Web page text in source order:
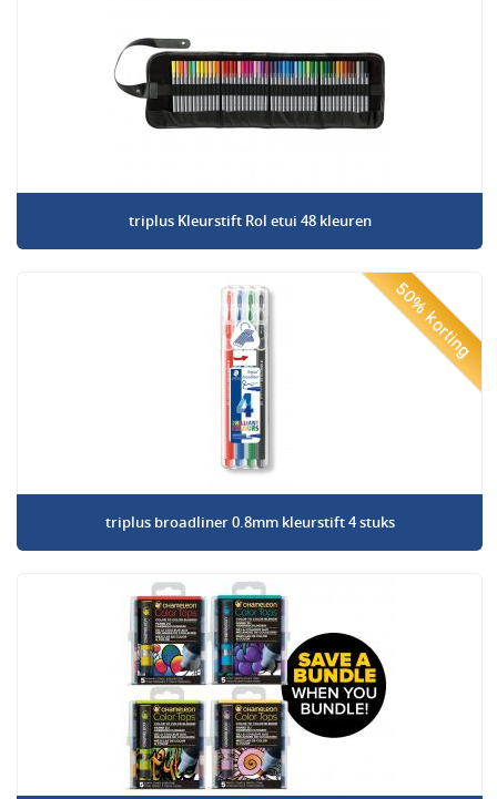
triplus Kleurstift Rol etui 48 kleuren
50% korting
triplus broadliner 0.8mm kleurstift 4 stuks